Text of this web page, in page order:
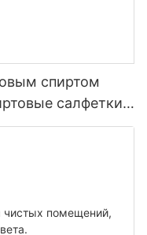
спиртом
салфетки